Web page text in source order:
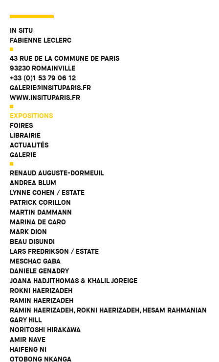
IN SITU
FABIENNE LECLERC
43 RUE DE LA COMMUNE DE PARIS
93230 ROMAINVILLE
+33 (0)1 53 79 06 12
GALERIE@INSITUPARIS.FR
WWW.INSITUPARIS.FR
EXPOSITIONS
FOIRES
LIBRAIRIE
ACTUALITÉS
GALERIE
RENAUD AUGUSTE-DORMEUIL
ANDREA BLUM
LYNNE COHEN / ESTATE
PATRICK CORILLON
MARTIN DAMMANN
MARINA DE CARO
MARK DION
BEAU DISUNDI
LARS FREDRIKSON / ESTATE
MESCHAC GABA
DANIELE GENADRY
JOANA HADJITHOMAS & KHALIL JOREIGE
ROKNI HAERIZADEH
RAMIN HAERIZADEH
RAMIN HAERIZADEH, ROKNI HAERIZADEH, HESAM RAHMANIAN
GARY HILL
NORITOSHI HIRAKAWA
AMIR NAVE
HAIFENG NI
OTOBONG NKANGA